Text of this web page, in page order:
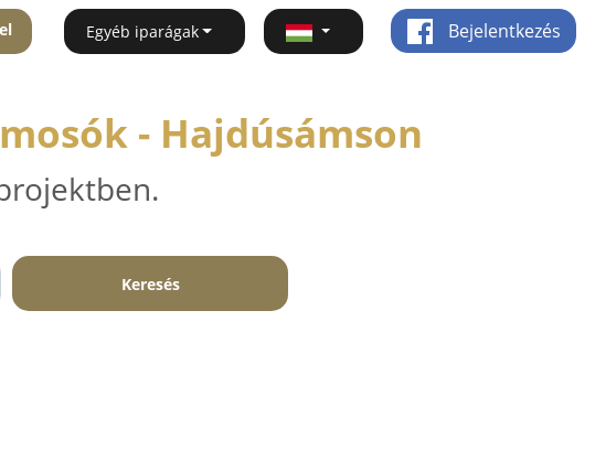
Egyéb iparágak Bejelentkezés
- Hajdúsámson
Keresés